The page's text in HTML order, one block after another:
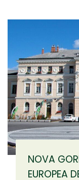
NOVA
EUROPEA